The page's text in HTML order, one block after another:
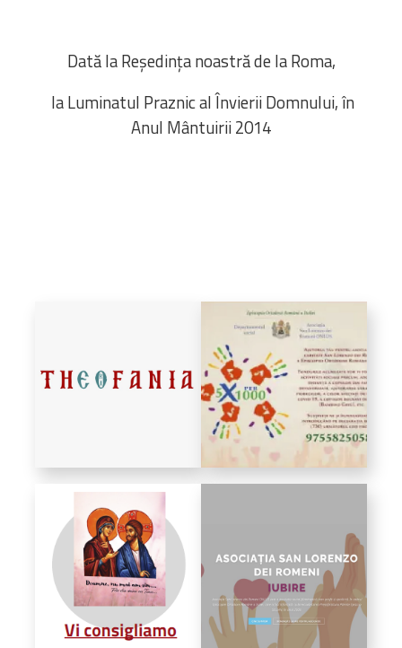
Dată la Reședința noastră de la Roma,
la Luminatul Praznic al Învierii Domnului, în
Anul Mântuirii 2014